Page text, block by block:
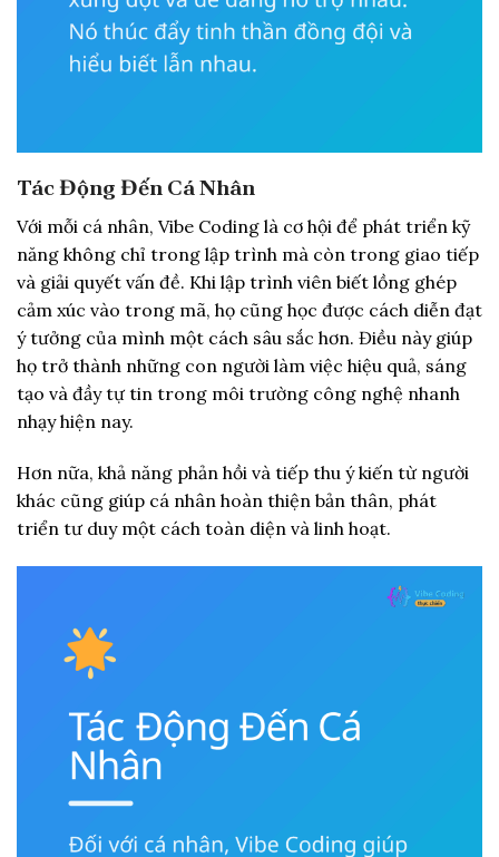
Tác Động Đến Cá Nhân
Với mỗi cá nhân, Vibe Coding là cơ hội để phát triển kỹ
năng không chỉ trong lập trình mà còn trong giao tiếp
và giải quyết vấn đề. Khi lập trình viên biết lồng ghép
cảm xúc vào trong mã, họ cũng học được cách diễn đạt
ý tưởng của mình một cách sâu sắc hơn. Điều này giúp
họ trở thành những con người làm việc hiệu quả, sáng
tạo và đầy tự tin trong môi trường công nghệ nhanh
nhạy hiện nay.
Hơn nữa, khả năng phản hồi và tiếp thu ý kiến từ người
khác cũng giúp cá nhân hoàn thiện bản thân, phát
triển tư duy một cách toàn diện và linh hoạt.